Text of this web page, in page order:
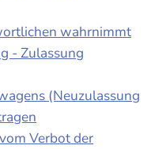
wahrnimmt
- Zulassung
(Neuzulassung
Verbot der